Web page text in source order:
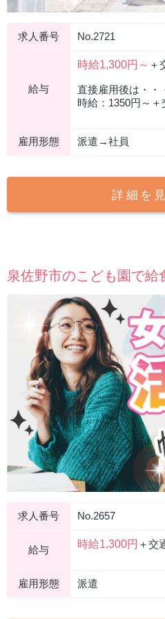
求人番号 No.2721
給与
時給1,300円～ ＋
直接雇用後は・・
時給：1350円～＋
雇用形態 派遣→社員
詳細を
泉佐野市のこども園で
求人番号 No.2657
給与 時給1,300円 ＋交
雇用形態 派遣